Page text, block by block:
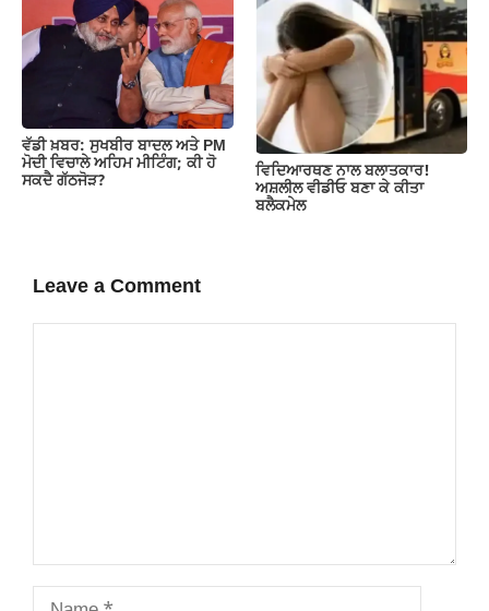
ਵੱਡੀ ਖ਼ਬਰ: ਸੁਖਬੀਰ ਬਾਦਲ ਅਤੇ PM
ਮੋਦੀ ਵਿਚਾਲੇ ਅਹਿਮ ਮੀਟਿੰਗ; ਕੀ ਹੋ
ਸਕਦੈ ਗੱਠਜੋੜ?
ਵਿਦਿਆਰਥਣ ਨਾਲ ਬਲਾਤਕਾਰ!
ਅਸ਼ਲੀਲ ਵੀਡੀਓ ਬਣਾ ਕੇ ਕੀਤਾ
ਬਲੈਕਮੇਲ
Leave a Comment
Name